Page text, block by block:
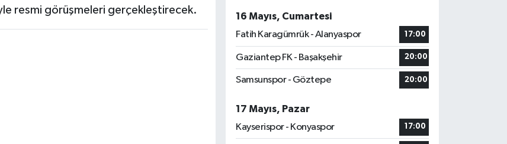
resmi görüşmeleri gerçekleştirecek.
16 Mayıs, Cumartesi
Fatih Karagümrük - Alanyaspor
17:00
Gaziantep FK - Başakşehir 20:00
Samsunspor - Göztepe 20:00
17 Mayıs, Pazar
Kayserispor - Konyaspor
17:00